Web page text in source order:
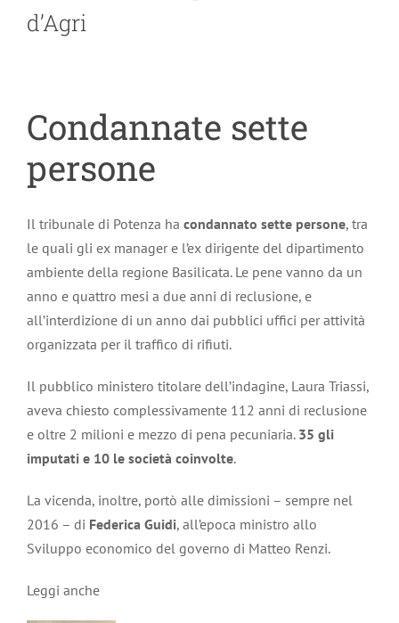
d’Agri
Condannate sette
persone
Il tribunale di Potenza ha condannato sette persone, tra
le quali gli ex manager e l’ex dirigente del dipartimento
ambiente della regione Basilicata. Le pene vanno da un
anno e quattro mesi a due anni di reclusione, e
all’interdizione di un anno dai pubblici uffici per attività
organizzata per il traffico di rifiuti.
Il pubblico ministero titolare dell’indagine, Laura Triassi,
aveva chiesto complessivamente 112 anni di reclusione
e oltre 2 milioni e mezzo di pena pecuniaria. 35 gli
imputati e 10 le società coinvolte.
La vicenda, inoltre, portò alle dimissioni – sempre nel
2016 – di Federica Guidi, all’epoca ministro allo
Sviluppo economico del governo di Matteo Renzi.
Leggi anche